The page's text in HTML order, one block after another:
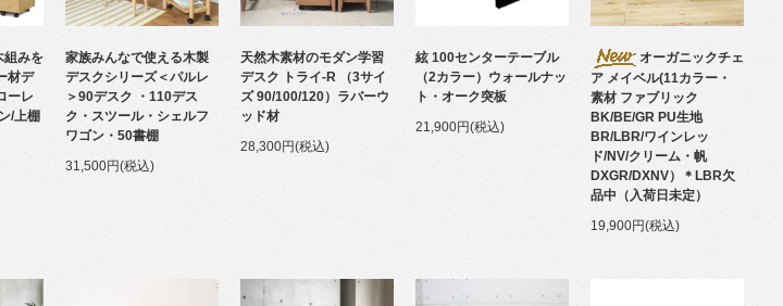
組みを
材デ
ーレ
/上棚
家族みんなで使える木製
デスクシリーズ＜パルレ
＞90デスク ・110デス
ク・スツール・シェルフ
ワゴン・50書棚
31,500円(税込)
天然木素材のモダン学習
デスク トライ-R （3サイ
ズ 90/100/120）ラバーウ
ッド材
28,300円(税込)
絃 100センターテーブル
（2カラー）ウォールナッ
ト・オーク突板
21,900円(税込)
オーガニックチェ
ア メイベル(11カラー・
素材 ファブリック
BK/BE/GR PU生地
BR/LBR/ワインレッ
ド/NV/クリーム・帆
DXGR/DXNV）＊LBR欠
品中（入荷日未定）
19,900円(税込)